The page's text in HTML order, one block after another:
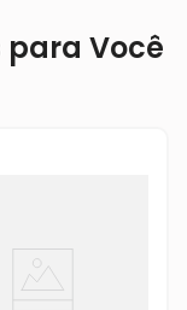
para Você